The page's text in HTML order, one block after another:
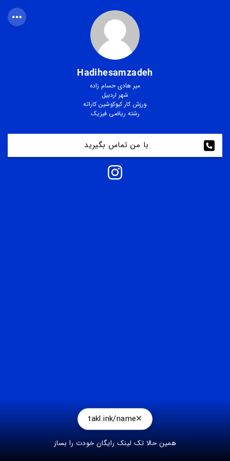
Hadihesamzadeh
میر هادی حسام زاده
شهر اردبیل
ورزش کار کیوکوشین کاراته
رشته ریاضی فیزیک
با من تماس بگیرید
takl.ink/name
همین حالا تک لینک رایگان خودت را بساز